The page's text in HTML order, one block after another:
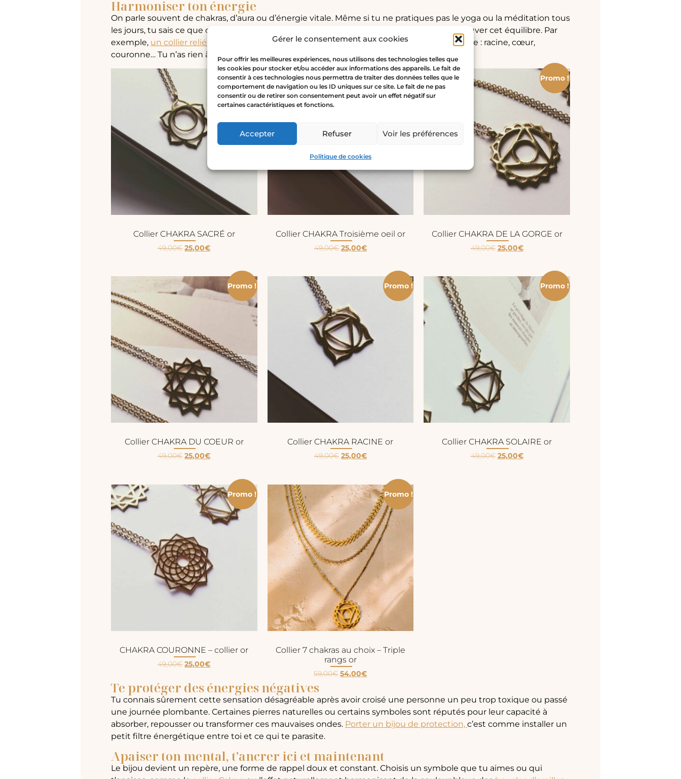
Gérer le consentement aux cookies
Pour offrir les meilleures expériences, nous utilisons des technologies telles que
les cookies pour stocker et/ou accéder aux informations des appareils. Le fait de
consentir à ces technologies nous permettra de traiter des données telles que le
comportement de navigation ou les ID uniques sur ce site. Le fait de ne pas
consentir ou de retirer son consentement peut avoir un effet négatif sur
certaines caractéristiques et fonctions.
Accepter Refuser Voir les préférences
Politique de cookies
Harmoniser ton énergie
On parle souvent de chakras, d’aura ou d’énergie vitale. Même si tu ne pratiques pas le yoga ou la méditation tous
les jours, tu sais ce que c’est que de te sentir “désalignée”. Certains bijoux t’aident à retrouver cet équilibre. Par
exemple, un collier relié à un des sept chakraspeut t’aider à soutenir un point énergétique : racine, cœur,
couronne… Tu n’as rien à faire, juste à le porter.
Promo !
Collier CHAKRA SACRÉ or
49,00€ 25,00€
Promo !
Collier CHAKRA Troisième oeil or
49,00€ 25,00€
Promo !
Collier CHAKRA DE LA GORGE or
49,00€ 25,00€
Promo !
Collier CHAKRA DU COEUR or
49,00€ 25,00€
Promo !
Collier CHAKRA RACINE or
49,00€ 25,00€
Promo !
Collier CHAKRA SOLAIRE or
49,00€ 25,00€
Promo !
CHAKRA COURONNE – collier or
49,00€ 25,00€
Promo !
Collier 7 chakras au choix – Triple
rangs or
59,00€ 54,00€
Te protéger des énergies négatives
Tu connais sûrement cette sensation désagréable après avoir croisé une personne un peu trop toxique ou passé
une journée plombante. Certaines pierres naturelles ou certains symboles sont réputés pour leur capacité à
absorber, repousser ou transformer ces mauvaises ondes. Porter un bijou de protection, c’est comme installer un
petit filtre énergétique entre toi et ce qui te parasite.
Apaiser ton mental, t’ancrer ici et maintenant
Le bijou devient un repère, une forme de rappel doux et constant. Choisis un symbole que tu aimes ou qui